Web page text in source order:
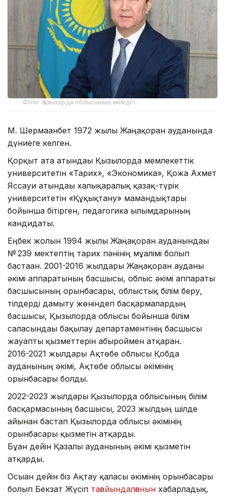
Фото: Қызылорда облысының әкімдігі
М. Шермағанбет 1972 жылы Жаңақорған ауданында
дүниеге келген.
Қорқыт ата атындағы Қызылорда мемлекеттік
университетін «Тарих», «Экономика», Қожа Ахмет
Яссауи атындағы халықаралық қазақ-түрік
университетін «Құқықтану» мамандықтары
бойынша бітірген, педагогика ғылымдарының
кандидаты.
Еңбек жолын 1994 жылы Жаңақорған ауданындағы
№ 239 мектептің тарих пәнінің мұғалімі болып
бастаған. 2001-2016 жылдары Жаңақорған ауданы
әкімі аппаратының басшысы, облыс әкімі аппараты
басшысының орынбасары, облыстық білім беру,
тілдерді дамыту жөніндегі басқармалардың
басшысы, Қызылорда облысы бойынша білім
саласындағы бақылау департаментінің басшысы
жауапты қызметтерін абыроймен атқарған.
2016-2021 жылдары Ақтөбе облысы Қобда
ауданының әкімі, Ақтөбе облысы әкімінің
орынбасары болды.
2022-2023 жылдары Қызылорда облысының білім
басқармасының басшысы, 2023 жылдың шілде
айынан бастап Қызылорда облысы әкімінің
орынбасары қызметін атқарды.
Бұған дейін Қазалы ауданының әкімі қызметін
атқарды.
Осыған дейін біз Ақтау қаласы әкімінің орынбасары
болып Бекзат Жүсіп тағайындалғанын хабарладық.